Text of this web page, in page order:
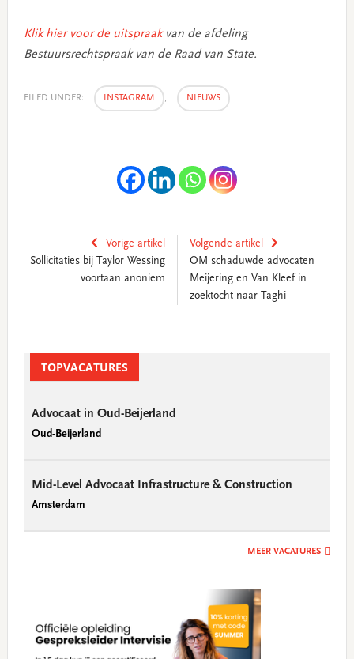
Klik hier voor de uitspraakvan de afdeling
Bestuursrechtspraak van de Raad van State.
FILED UNDER: INSTAGRAM , NIEUWS
Vorige artikel
Sollicitaties bij Taylor Wessing
voortaan anoniem
Volgende artikel
OM schaduwde advocaten
Meijering en Van Kleef in
zoektocht naar Taghi
SidebarTOPVACATURES
Advocaat in Oud-Beijerland
Oud-Beijerland
Mid-Level Advocaat Infrastructure & Construction
Amsterdam
MEER VACATURES